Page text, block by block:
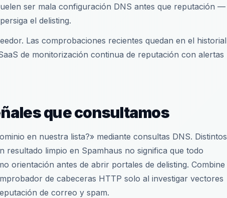
ser mala configuración DNS antes que reputación —
el delisting.
Las comprobaciones recientes quedan en el historial
de monitorización continua de reputación con alertas
que consultamos
en nuestra lista?» mediante consultas DNS. Distintos
limpio en Spamhaus no significa que todo
orientación antes de abrir portales de delisting. Combine
de cabeceras HTTP solo al investigar vectores
de correo y spam.